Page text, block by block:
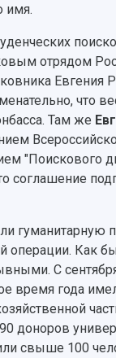
имя.
отрядом
Евгения
что
Там же
"Поискового
соглашение
гуманитарную
Как
С
время года
доноров
свыше 100